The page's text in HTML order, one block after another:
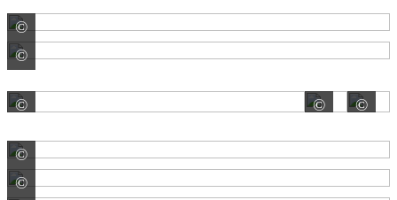
© Rinn Beton- und Naturstein GmbH & Co. KG
© REDSUN GmbH & Co. KG
© © ©
© Diephaus Betonwerk GmbH
© Diephaus Betonwerk GmbH